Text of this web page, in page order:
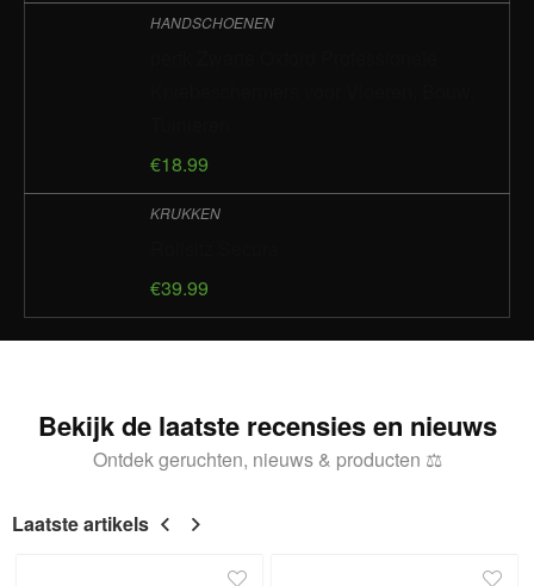
HANDSCHOENEN
€18.99
KRUKKEN
€39.99
Bekijk de laatste recensies en nieuws
Ontdek geruchten, nieuws & producten ⚖
Laatste artikels